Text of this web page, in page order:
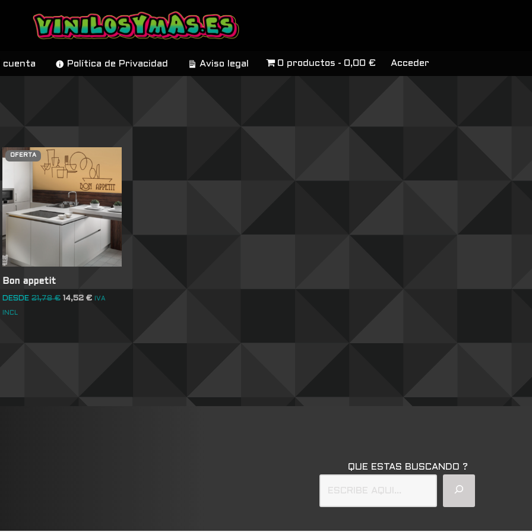
cuenta Política de Privacidad Aviso legal 0 productos 0,00 € Acceder
OFERTA
Bon appetit
DESDE 21,78€ 14,52€ IVA
INCL
QUE ESTAS BUSCANDO ?